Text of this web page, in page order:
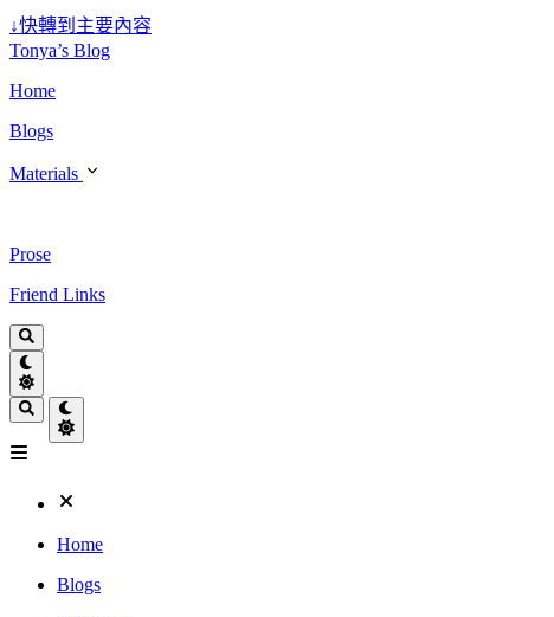
↓快轉到主要內容
Tonya’s Blog
Home
Blogs
Materials
Prose
Friend Links
Home
Blogs